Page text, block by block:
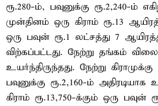
ரூ.280-ம், பவுனுக்கு ரூ.2,240-ம்
முன்தினம் ஒரு கிராம் ரூ.13
ஒரு பவுன் ரூ.1 லட்சத்து 7
விற்கப்பட்டது. நேற்று தங்கம் விலை
உயர்ந்திருந்தது. நேற்று கிராமுக்கு
பவுனுக்கு ரூ.2,160-ம் அதிரடியாக
கிராம் ரூ.13,750-க்கும் ஒரு பவுன்